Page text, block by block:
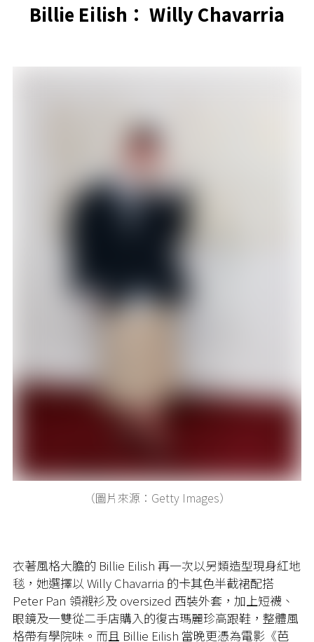
Billie Eilish： Willy Chavarria
（圖片來源：Getty Images）
衣著風格大膽的 Billie Eilish 再一次以另類造型現身紅地
毯，她選擇以 Willy Chavarria 的卡其色半截裙配搭
Peter Pan 領襯衫及 oversized 西裝外套，加上短襪、
眼鏡及一雙從二手店購入的復古瑪麗珍高跟鞋，整體風
格帶有學院味。而且 Billie Eilish 當晚更憑為電影《芭